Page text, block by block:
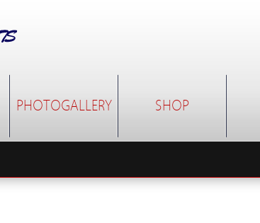
PHOTOGALLERY SHOP